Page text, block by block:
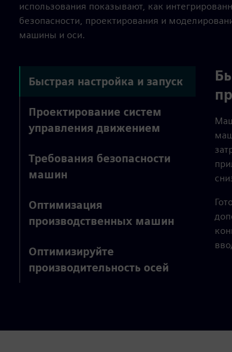
использования показывают, как
безопасности, проектирования и
машины и оси.
Быстрая настройка и запуск
Проектирование систем
управления движением
Требования безопасности
машин
Оптимизация
производственных машин
Оптимизируйте
производительность осей